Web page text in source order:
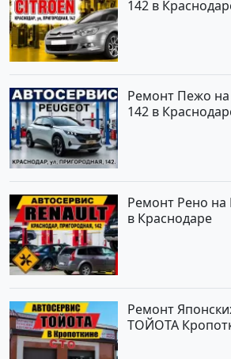
142 в
Ремонт Пежо
142 в
Ремонт Рено
в Краснодаре
Ремонт
ТОЙОТА